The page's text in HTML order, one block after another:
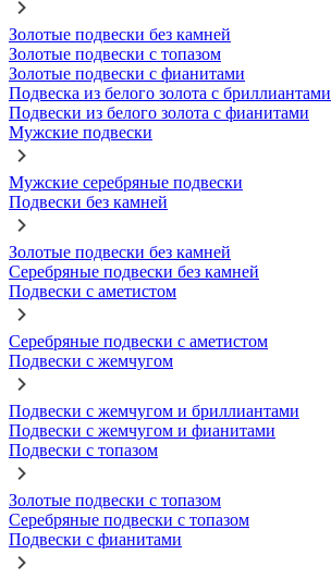
Золотые подвески без камней
Золотые подвески с топазом
Золотые подвески с фианитами
Подвеска из белого золота с бриллиантами
Подвески из белого золота с фианитами
Мужские подвески
Мужские серебряные подвески
Подвески без камней
Золотые подвески без камней
Серебряные подвески без камней
Подвески с аметистом
Серебряные подвески с аметистом
Подвески с жемчугом
Подвески с жемчугом и бриллиантами
Подвески с жемчугом и фианитами
Подвески с топазом
Золотые подвески с топазом
Серебряные подвески с топазом
Подвески с фианитами